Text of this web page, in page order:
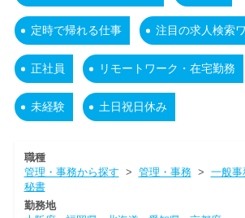
定時で帰れる仕事 注目の求人検索
正社員 リモートワーク・在宅勤務
未経験 土日祝日休み
職種
管理・事務から探す > 管理・事務> 一般事
秘書
勤務地